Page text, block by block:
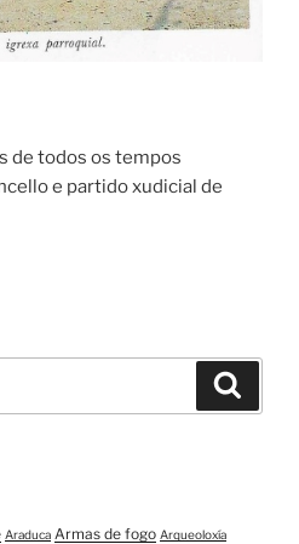
de todos os tempos
e partido xudicial de
Araduca Armas de fogo Arqueoloxía